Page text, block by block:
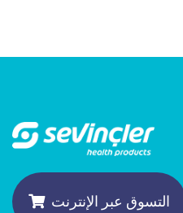
التسوق عبر الإنترنت